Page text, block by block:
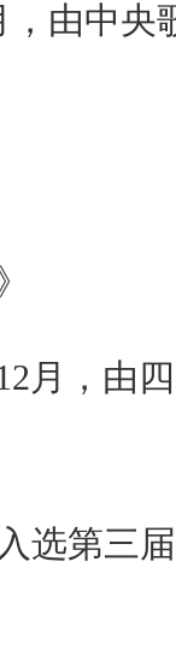
，由中央
月，由
选第三